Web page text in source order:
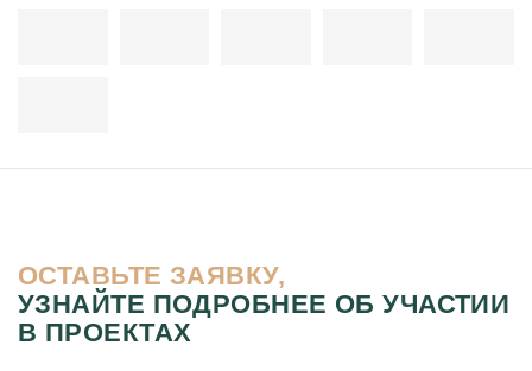
ОСТАВЬТЕ ЗАЯВКУ,
УЗНАЙТЕ ПОДРОБНЕЕ ОБ УЧАСТИИ
В ПРОЕКТАХ